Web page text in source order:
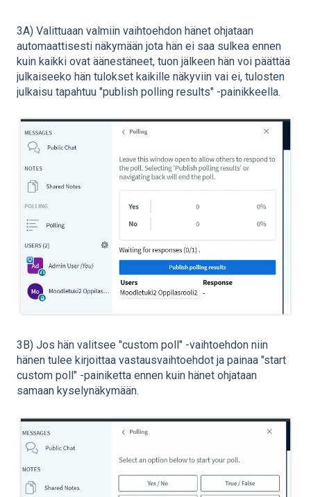
3A) Valittuaan valmiin vaihtoehdon hänet ohjataan
automaattisesti näkymään jota hän ei saa sulkea ennen
kuin kaikki ovat äänestäneet, tuon jälkeen hän voi päättää
julkaiseeko hän tulokset kaikille näkyviin vai ei, tulosten
julkaisu tapahtuu "publish polling results" -painikkeella.
3B) Jos hän valitsee "custom poll" -vaihtoehdon niin
hänen tulee kirjoittaa vastausvaihtoehdot ja painaa "start
custom poll" -painiketta ennen kuin hänet ohjataan
samaan kyselynäkymään.